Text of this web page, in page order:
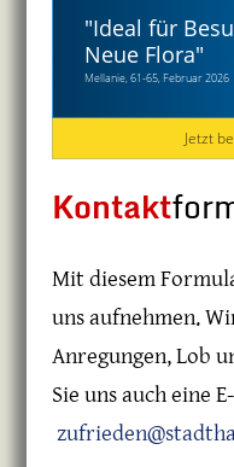
"Ideal für
Neue Flora"
Mellanie, 61-65, Februar 2026
Jetzt
Kontakt
Mit diesem
uns aufnehmen.
Anregungen, Lob
Sie uns auch eine